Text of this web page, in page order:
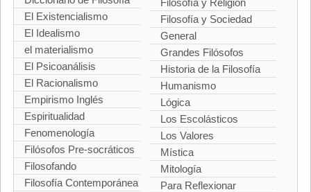
El Existencialismo
El Idealismo
el materialismo
El Psicoanálisis
El Racionalismo
Empirismo Inglés
Espiritualidad
Fenomenología
Filósofos Pre-socráticos
Filosofando
Filosofía Contemporánea
Filosofía y Sociedad
General
Grandes Filósofos
Historia de la Filosofía
Humanismo
Lógica
Los Escolásticos
Los Valores
Mística
Mitología
Para Reflexionar